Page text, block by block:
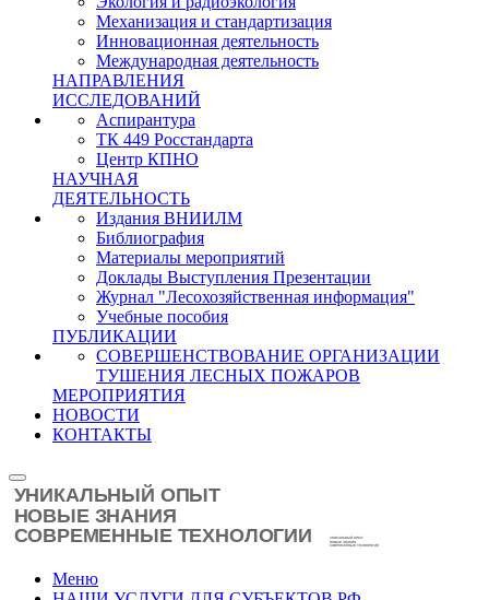
Механизация и стандартизация
Инновационная деятельность
Международная деятельность
НАПРАВЛЕНИЯ
ИССЛЕДОВАНИЙ
Аспирантура
ТК 449 Росстандарта
Центр КПНО
НАУЧНАЯ
ДЕЯТЕЛЬНОСТЬ
Издания ВНИИЛМ
Библиография
Материалы мероприятий
Доклады Выступления Презентации
Журнал "Лесохозяйственная информация"
Учебные пособия
ПУБЛИКАЦИИ
СОВЕРШЕНСТВОВАНИЕ ОРГАНИЗАЦИИ
ТУШЕНИЯ ЛЕСНЫХ ПОЖАРОВ
МЕРОПРИЯТИЯ
НОВОСТИ
КОНТАКТЫ
Меню